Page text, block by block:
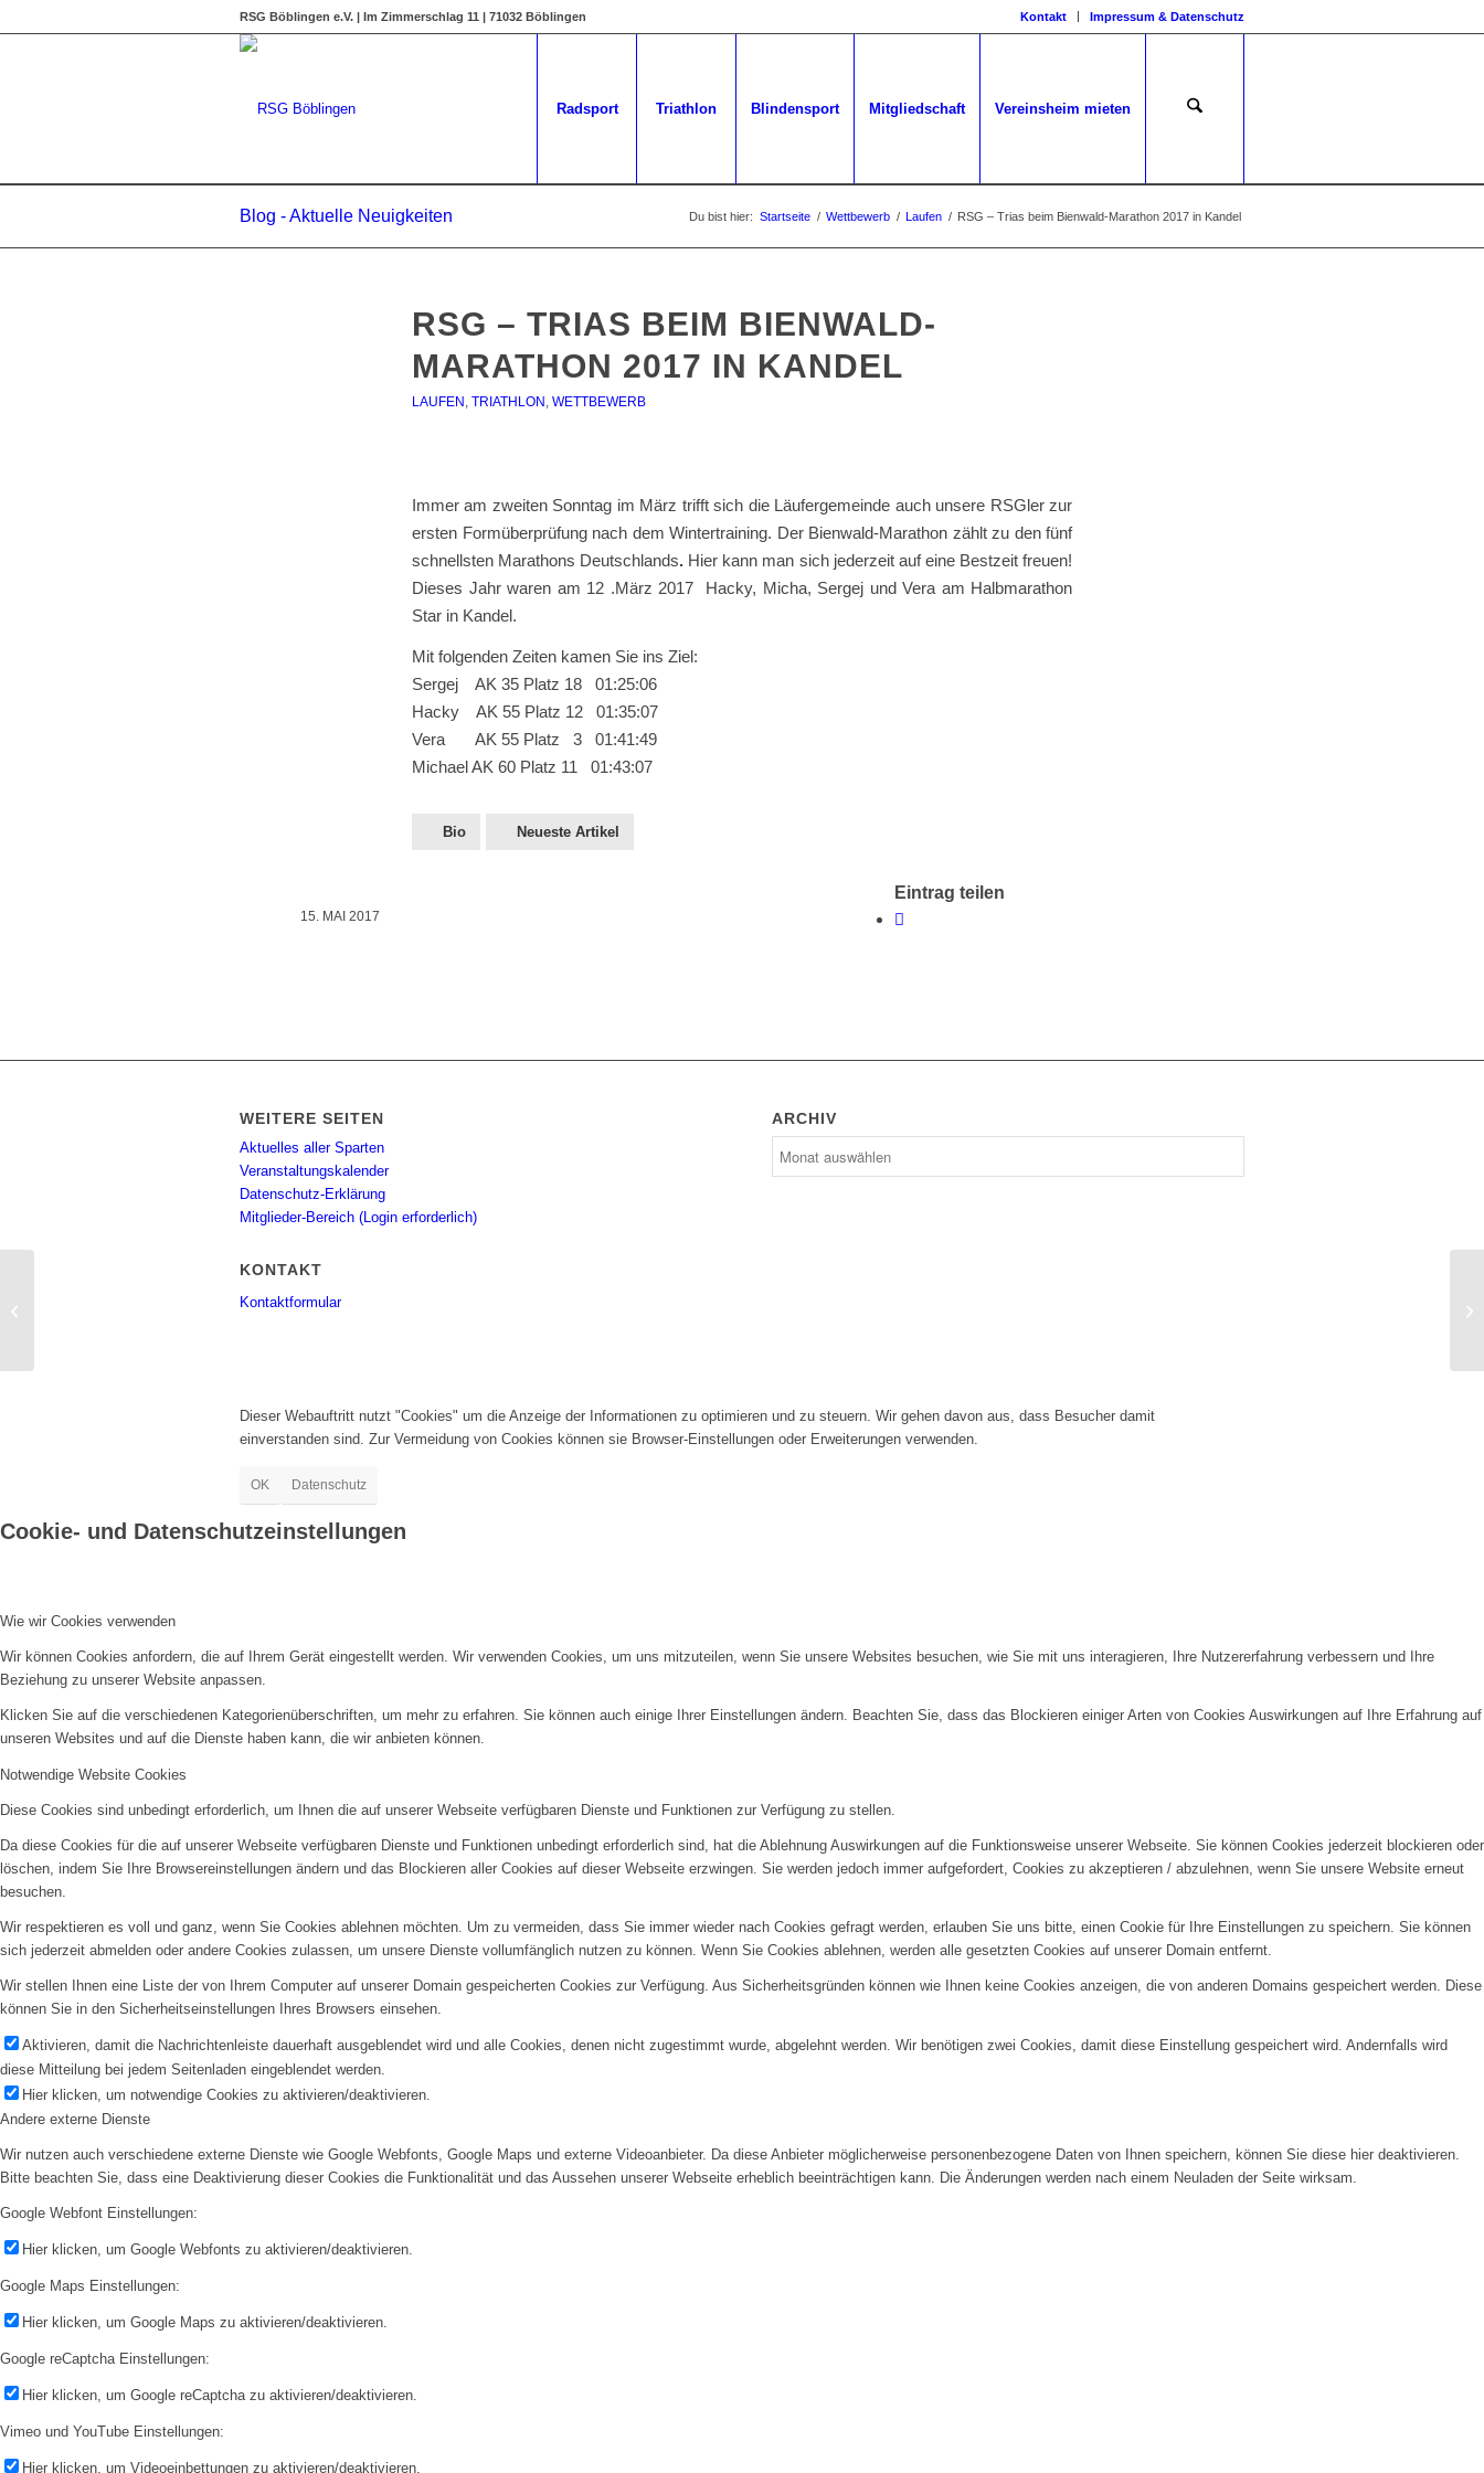
Kontakt Impressum & Datenschutz
RSG Böblingen e.V. | Im Zimmerschlag 11 | 71032 Böblingen
Radsport Triathlon Blindensport Mitgliedschaft Vereinsheim mieten
Blog - Aktuelle Neuigkeiten Du bist hier: Startseite / Wettbewerb / Laufen / RSG – Trias beim Bienwald-Marathon 2017 in Kandel
RSG – TRIAS BEIM BIENWALD-
MARATHON 2017 IN KANDEL
LAUFEN , TRIATHLON , WETTBEWERB
Immer am zweiten Sonntag im März trifft sich die Läufergemeinde auch unsere RSGler zur
ersten Formüberprüfung nach dem Wintertraining. Der Bienwald-Marathon zählt zu den fünf
schnellsten Marathons Deutschlands. Hier kann man sich jederzeit auf eine Bestzeit freuen!
Dieses Jahr waren am 12 .März 2017 Hacky, Micha, Sergej und Vera am Halbmarathon
Star in Kandel.
Mit folgenden Zeiten kamen Sie ins Ziel:
Sergej AK 35 Platz 18 01:25:06
Hacky AK 55 Platz 12 01:35:07
Vera AK 55 Platz 3 01:41:49
Michael AK 60 Platz 11 01:43:07
Bio Neueste Artikel
15. MAI 2017
Eintrag teilen
WEITERE SEITEN
Aktuelles aller Sparten
Veranstaltungskalender
Datenschutz-Erklärung
Mitglieder-Bereich (Login erforderlich)
KONTAKT
Kontaktformular
ARCHIV
Dieser Webauftritt nutzt "Cookies" um die Anzeige der Informationen zu optimieren und zu steuern. Wir gehen davon aus, dass Besucher damit
einverstanden sind. Zur Vermeidung von Cookies können sie Browser-Einstellungen oder Erweiterungen verwenden.
OK Datenschutz
Cookie- und Datenschutzeinstellungen
Wie wir Cookies verwenden
Wir können Cookies anfordern, die auf Ihrem Gerät eingestellt werden. Wir verwenden Cookies, um uns mitzuteilen, wenn Sie unsere Websites besuchen, wie Sie mit uns interagieren, Ihre Nutzererfahrung verbessern und Ihre
Beziehung zu unserer Website anpassen.
Klicken Sie auf die verschiedenen Kategorienüberschriften, um mehr zu erfahren. Sie können auch einige Ihrer Einstellungen ändern. Beachten Sie, dass das Blockieren einiger Arten von Cookies Auswirkungen auf Ihre Erfahrung auf
unseren Websites und auf die Dienste haben kann, die wir anbieten können.
Notwendige Website Cookies
Diese Cookies sind unbedingt erforderlich, um Ihnen die auf unserer Webseite verfügbaren Dienste und Funktionen zur Verfügung zu stellen.
Da diese Cookies für die auf unserer Webseite verfügbaren Dienste und Funktionen unbedingt erforderlich sind, hat die Ablehnung Auswirkungen auf die Funktionsweise unserer Webseite. Sie können Cookies jederzeit blockieren oder
löschen, indem Sie Ihre Browsereinstellungen ändern und das Blockieren aller Cookies auf dieser Webseite erzwingen. Sie werden jedoch immer aufgefordert, Cookies zu akzeptieren / abzulehnen, wenn Sie unsere Website erneut
besuchen.
Wir respektieren es voll und ganz, wenn Sie Cookies ablehnen möchten. Um zu vermeiden, dass Sie immer wieder nach Cookies gefragt werden, erlauben Sie uns bitte, einen Cookie für Ihre Einstellungen zu speichern. Sie können
sich jederzeit abmelden oder andere Cookies zulassen, um unsere Dienste vollumfänglich nutzen zu können. Wenn Sie Cookies ablehnen, werden alle gesetzten Cookies auf unserer Domain entfernt.
Wir stellen Ihnen eine Liste der von Ihrem Computer auf unserer Domain gespeicherten Cookies zur Verfügung. Aus Sicherheitsgründen können wie Ihnen keine Cookies anzeigen, die von anderen Domains gespeichert werden. Diese
können Sie in den Sicherheitseinstellungen Ihres Browsers einsehen.
Aktivieren, damit die Nachrichtenleiste dauerhaft ausgeblendet wird und alle Cookies, denen nicht zugestimmt wurde, abgelehnt werden. Wir benötigen zwei Cookies, damit diese Einstellung gespeichert wird. Andernfalls wird
diese Mitteilung bei jedem Seitenladen eingeblendet werden.
Hier klicken, um notwendige Cookies zu aktivieren/deaktivieren.
Andere externe Dienste
Wir nutzen auch verschiedene externe Dienste wie Google Webfonts, Google Maps und externe Videoanbieter. Da diese Anbieter möglicherweise personenbezogene Daten von Ihnen speichern, können Sie diese hier deaktivieren.
Bitte beachten Sie, dass eine Deaktivierung dieser Cookies die Funktionalität und das Aussehen unserer Webseite erheblich beeinträchtigen kann. Die Änderungen werden nach einem Neuladen der Seite wirksam.
Google Webfont Einstellungen:
Hier klicken, um Google Webfonts zu aktivieren/deaktivieren.
Google Maps Einstellungen:
Hier klicken, um Google Maps zu aktivieren/deaktivieren.
Google reCaptcha Einstellungen:
Hier klicken, um Google reCaptcha zu aktivieren/deaktivieren.
Vimeo und YouTube Einstellungen:
Hier klicken, um Videoeinbettungen zu aktivieren/deaktivieren.